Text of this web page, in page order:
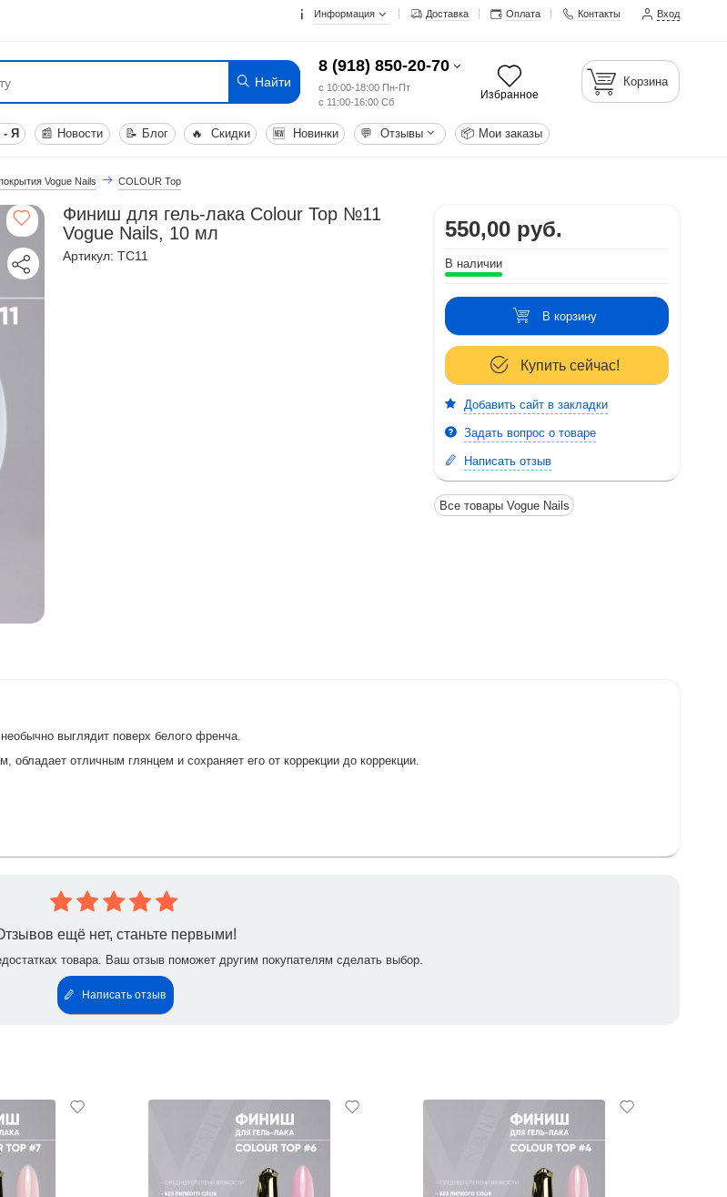
Информация Доставка Оплата Контакты Вход
Найти
8 (918) 850-20-70
с 10:00-18:00 Пн-Пт
с 11:00-16:00 Сб
Избранное
Корзина
- Я 📰 Новости 📝 Блог 🔥 Скидки 🆕 Новинки 💬 Отзывы 📦 Мои заказы
Vogue Nails COLOUR Top
Финиш для гель-лака Colour Top №11
Vogue Nails, 10 мл
Артикул: TC11
550,00 руб.
В наличии
В корзину
Купить сейчас!
Добавить сайт в закладки
Задать вопрос о товаре
Написать отзыв
Все товары Vogue Nails
выглядит поверх белого френча.
отличным глянцем и сохраняет его от коррекции до коррекции.
ещё нет, станьте первыми!
товара. Ваш отзыв поможет другим покупателям сделать выбор.
Написать отзыв